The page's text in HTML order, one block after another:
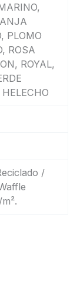
PLOMO
ROSA
ROYAL,
/